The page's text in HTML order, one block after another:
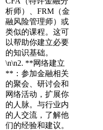
析师）、FRM（金
融风险管理师）或
类似的课程。这可
以帮助你建立必要
的知识基础。
\n\n2. **网络建立
**：参加金融相关
的聚会、研讨会和
网络活动，扩展你
的人脉。与行业内
的人交流，了解他
们的经验和建议。